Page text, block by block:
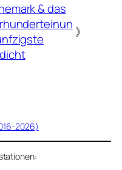
& das
》
2026)